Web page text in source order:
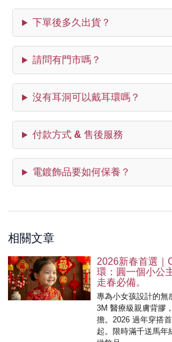
下單後多久出貨？
請問有門市嗎？
沒有耳洞可以戴耳環嗎？
付款方式 & 售後服務
電鍍飾品要如何保養？
相關文章
2026新春首選｜
環：圓一個小公
走春必備。
專為小女孩設計的無
3M 醫療級親膚背膠
擔。2026 過年穿搭
起。限時滿千送馬年